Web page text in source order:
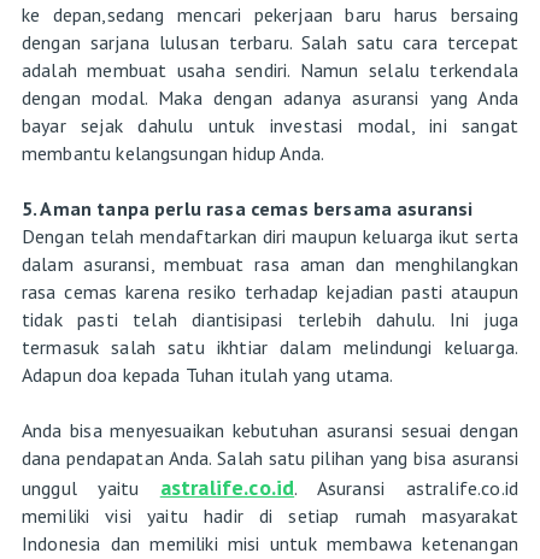
ke depan,sedang mencari pekerjaan baru harus bersaing
dengan sarjana lulusan terbaru. Salah satu cara tercepat
adalah membuat usaha sendiri. Namun selalu terkendala
dengan modal. Maka dengan adanya asuransi yang Anda
bayar sejak dahulu untuk investasi modal, ini sangat
membantu kelangsungan hidup Anda.
5. Aman tanpa perlu rasa cemas bersama asuransi
Dengan telah mendaftarkan diri maupun keluarga ikut serta
dalam asuransi, membuat rasa aman dan menghilangkan
rasa cemas karena resiko terhadap kejadian pasti ataupun
tidak pasti telah diantisipasi terlebih dahulu. Ini juga
termasuk salah satu ikhtiar dalam melindungi keluarga.
Adapun doa kepada Tuhan itulah yang utama.
Anda bisa menyesuaikan kebutuhan asuransi sesuai dengan
dana pendapatan Anda. Salah satu pilihan yang bisa asuransi
unggul yaitu astralife.co.id. Asuransi astralife.co.id
memiliki visi yaitu hadir di setiap rumah masyarakat
Indonesia dan memiliki misi untuk membawa ketenangan